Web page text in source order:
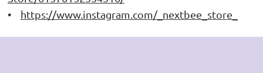
• https://www.instagram.com/_nextbee_store_